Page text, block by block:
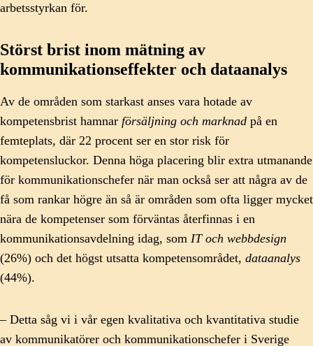
arbetsstyrkan för.
Störst brist inom mätning av
kommunikationseffekter och dataanalys
Av de områden som starkast anses vara hotade av
kompetensbrist hamnar försäljning och marknad på en
femteplats, där 22 procent ser en stor risk för
kompetensluckor. Denna höga placering blir extra utmanande
för kommunikationschefer när man också ser att några av de
få som rankar högre än så är områden som ofta ligger mycket
nära de kompetenser som förväntas återfinnas i en
kommunikationsavdelning idag, som IT och webbdesign
(26%) och det högst utsatta kompetensområdet, dataanalys
(44%).
– Detta såg vi i vår egen kvalitativa och kvantitativa studie
av kommunikatörer och kommunikationschefer i Sverige